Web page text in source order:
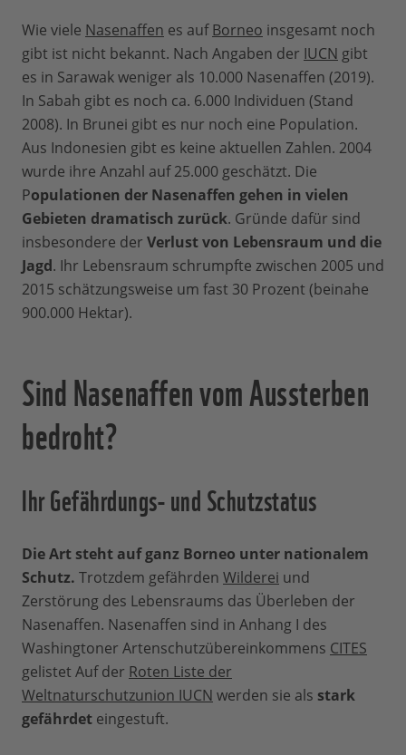
Wie viele Nasenaffen es aufBorneo insgesamt noch
gibt ist nicht bekannt. Nach Angaben der IUCN gibt
es in Sarawak weniger als 10.000 Nasenaffen (2019).
In Sabah gibt es noch ca. 6.000 Individuen (Stand
2008). In Brunei gibt es nur noch eine Population.
Aus Indonesien gibt es keine aktuellen Zahlen. 2004
wurde ihre Anzahl auf 25.000 geschätzt. Die
Populationen der Nasenaffen gehen in vielen
Gebieten dramatisch zurück. Gründe dafür sind
insbesondere der Verlust von Lebensraum und die
Jagd. Ihr Lebensraum schrumpfte zwischen 2005 und
2015 schätzungsweise um fast 30 Prozent (beinahe
900.000 Hektar).
Sind Nasenaffen vom Aussterben
bedroht?
Ihr Gefährdungs- und Schutzstatus
Die Art steht auf ganz Borneo unter nationalem
Schutz. Trotzdem gefährden Wilderei und
Zerstörung des Lebensraums das Überleben der
Nasenaffen. Nasenaffen sind in Anhang I des
Washingtoner Artenschutzübereinkommens CITES
gelistet Auf der Roten Liste der
Weltnaturschutzunion IUCN werden sie als stark
gefährdet eingestuft.